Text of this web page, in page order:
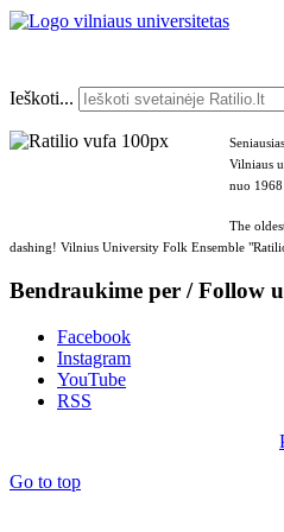
Ieškoti...
Vilniaus
nuo 1968
The
dashing! Vilnius University Folk Ensemble
Bendraukime per / Follow
Facebook
Instagram
YouTube
RSS
Go to top